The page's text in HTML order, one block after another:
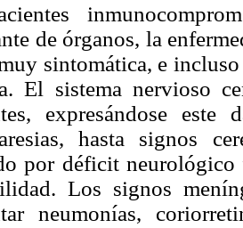
de órganos, la
sintomática, e
El sistema nervioso
expresándose
hasta signos
por déficit neurológico
Los signos
neumonías,